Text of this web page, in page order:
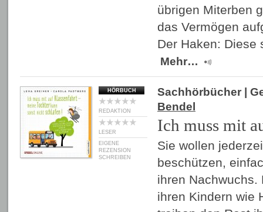
übrigen Miterben
das Vermögen
Der Haken:
Mehr…
HÖRBUCH
REDAKTION
LESER
EIGENE
REZENSION
SCHREIBEN
Sachhörbücher |
Bendel
Ich muss mit
Sie wollen
beschützen,
ihren Nachwuchs.
ihren Kindern wie